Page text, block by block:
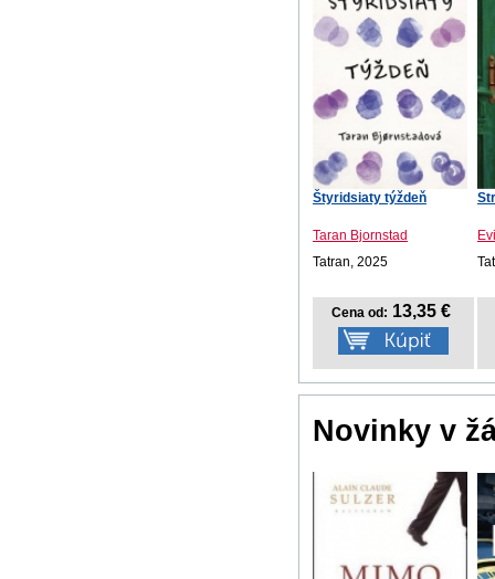
Štyridsiaty týždeň
Taran Bjornstad
Tatran, 2025
Cena od: 13,35 €
Novinky v